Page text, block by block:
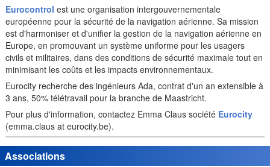
Eurocontrol est une organisation intergouvernementale
européenne pour la sécurité de la navigation aérienne. Sa mission
est d'harmoniser et d'unifier la gestion de la navigation aérienne en
Europe, en promouvant un système uniforme pour les usagers
civils et militaires, dans des conditions de sécurité maximale tout en
minimisant les coûts et les impacts environnementaux.
Eurocity recherche des ingénieurs Ada, contrat d'un an extensible à
3 ans, 50% télétravail pour la branche de Maastricht.
Pour plus d'information, contactez Emma Claus société Eurocity
(emma.claus at eurocity.be).
Associations